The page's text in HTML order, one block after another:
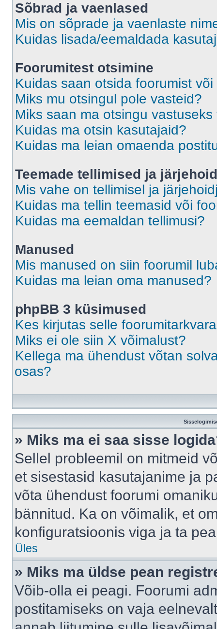
Sõbrad ja vaenlased
Mis on sõprade ja vaenlaste
Kuidas lisada/eemaldada
Foorumitest otsimine
Kuidas saan otsida foorumist
Miks mu otsingul pole vasteid?
Miks saan ma otsingu
Kuidas ma otsin kasutajaid?
Kuidas ma leian omaenda
Teemade tellimised ja
Mis vahe on tellimisel ja
Kuidas ma tellin teemasid või
Kuidas ma eemaldan tellimusi?
Manused
Mis manused on siin foorumil
Kuidas ma leian oma manused?
phpBB 3 küsimused
Kes kirjutas selle
Miks ei ole siin X võimalust?
Kellega ma ühendust võtan
osas?
» Miks ma ei saa sisse
Sellel probleemil on mitmeid
et sisestasid kasutajanime ja
võta ühendust foorumi
bännitud. Ka on võimalik, et
konfiguratsioonis viga ja ta
Üles
» Miks ma üldse pean
Võib-olla ei peagi. Foorumi
postitamiseks on vaja